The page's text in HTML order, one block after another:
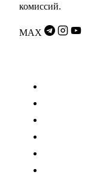
комиссий.
MAX